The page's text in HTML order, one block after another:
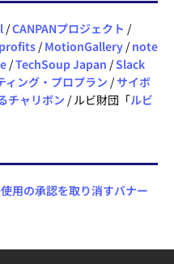
/CANPANプロジェクト /
/ MotionGallery / note
/TechSoup Japan /Slack
ング・プロプラン /サイボ
チャリボン / ルビ財団「ルビ
用の承認を取り消すバナー